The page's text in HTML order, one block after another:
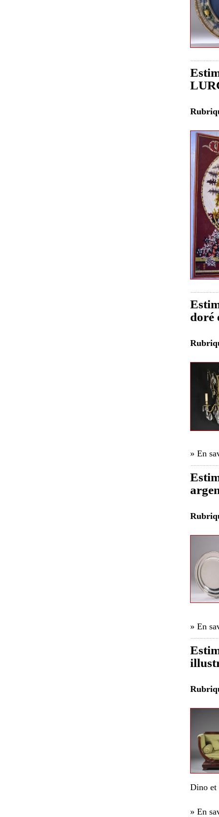
doré
» En
» En
Dino et
» En